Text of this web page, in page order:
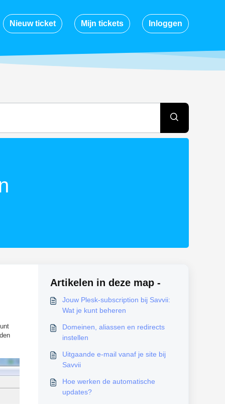
Nieuw ticket Mijn tickets Inloggen
Artikelen in deze map -
Jouw Plesk-subscription bij Savvii:
Wat je kunt beheren
Domeinen, aliassen en redirects
instellen
Uitgaande e-mail vanaf je site bij
Savvii
Hoe werken de automatische
updates?